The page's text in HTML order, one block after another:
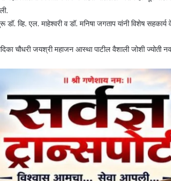
डॉ. व्हि. एल. माहेश्वरी व डॉ. मनिषा जगताप यांनी विशेष
चौधरी जयश्री महाजन आस्था पाटील वैशाली जोशी ज्योती